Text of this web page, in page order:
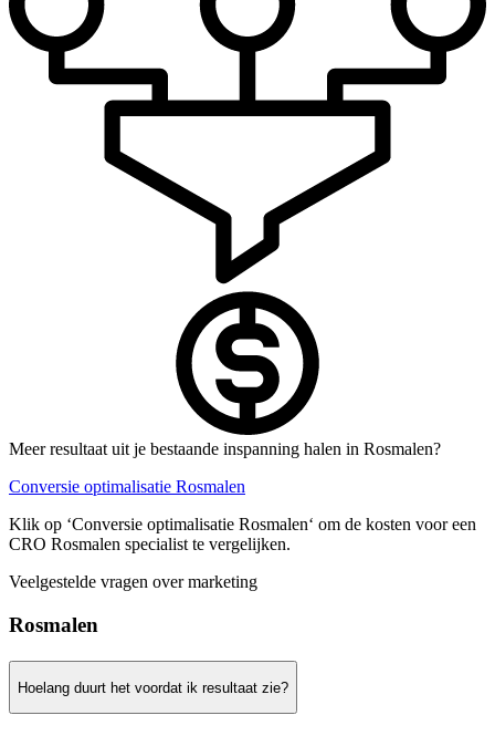
Meer resultaat uit je bestaande inspanning halen in Rosmalen?
Conversie optimalisatie Rosmalen
Klik op ‘Conversie optimalisatie Rosmalen‘ om de kosten voor een
CRO Rosmalen specialist te vergelijken.
Veelgestelde vragen over marketing
Rosmalen
Hoelang duurt het voordat ik resultaat zie?